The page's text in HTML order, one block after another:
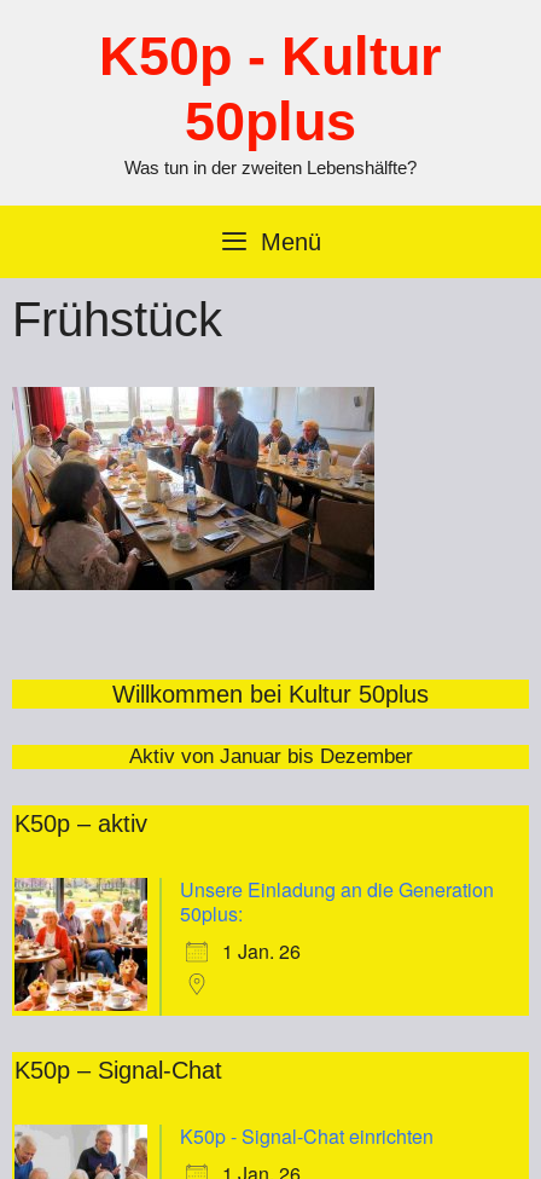
K50p - Kultur
50plus
Was tun in der zweiten Lebenshälfte?
Menü
Frühstück
Willkommen bei Kultur 50plus
Aktiv von Januar bis Dezember
K50p – aktiv
Unsere Einladung an die Generation
50plus:
1 Jan. 26
K50p – Signal-Chat
K50p - Signal-Chat einrichten